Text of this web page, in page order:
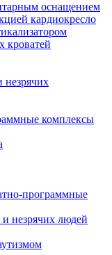
оснащением
кардиокресло
кроватей
незрячих
комплексы
программные
незрячих людей